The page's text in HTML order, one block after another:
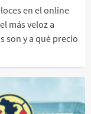
en el online
más veloz a
son y a qué precio